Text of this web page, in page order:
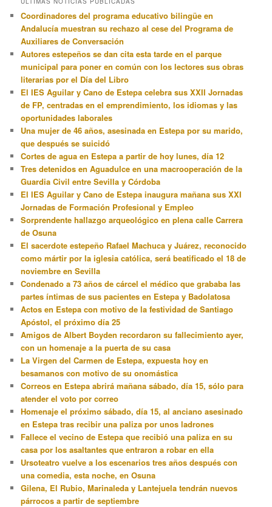
Coordinadores del programa educativo bilingüe en
Andalucía muestran su rechazo al cese del Programa de
Auxiliares de Conversación
Autores estepeños se dan cita esta tarde en el parque
municipal para poner en común con los lectores sus obras
literarias por el Día del Libro
El IES Aguilar y Cano de Estepa celebra sus XXII Jornadas
de FP, centradas en el emprendimiento, los idiomas y las
oportunidades laborales
Una mujer de 46 años, asesinada en Estepa por su marido,
que después se suicidó
Cortes de agua en Estepa a partir de hoy lunes, día 12
Tres detenidos en Aguadulce en una macrooperación de la
Guardia Civil entre Sevilla y Córdoba
El IES Aguilar y Cano de Estepa inaugura mañana sus XXI
Jornadas de Formación Profesional y Empleo
Sorprendente hallazgo arqueológico en plena calle Carrera
de Osuna
El sacerdote estepeño Rafael Machuca y Juárez, reconocido
como mártir por la iglesia católica, será beatificado el 18 de
noviembre en Sevilla
Condenado a 73 años de cárcel el médico que grababa las
partes íntimas de sus pacientes en Estepa y Badolatosa
Actos en Estepa con motivo de la festividad de Santiago
Apóstol, el próximo día 25
Amigos de Albert Boyden recordaron su fallecimiento ayer,
con un homenaje a la puerta de su casa
La Virgen del Carmen de Estepa, expuesta hoy en
besamanos con motivo de su onomástica
Correos en Estepa abrirá mañana sábado, día 15, sólo para
atender el voto por correo
Homenaje el próximo sábado, día 15, al anciano asesinado
en Estepa tras recibir una paliza por unos ladrones
Fallece el vecino de Estepa que recibió una paliza en su
casa por los asaltantes que entraron a robar en ella
Ursoteatro vuelve a los escenarios tres años después con
una comedia, esta noche, en Osuna
Gilena, El Rubio, Marinaleda y Lantejuela tendrán nuevos
párrocos a partir de septiembre